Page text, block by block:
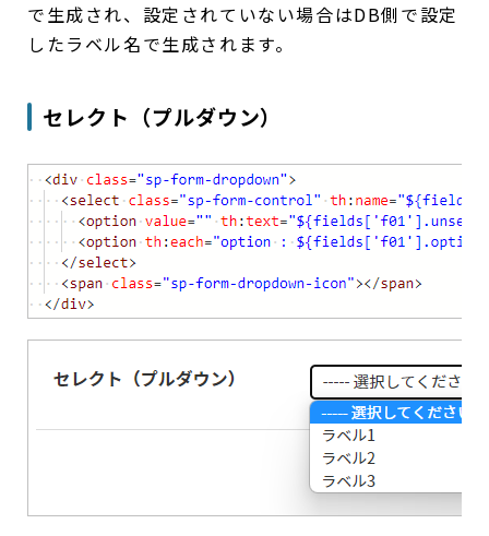
で生成され、設定されていない場合はDB側で設定
したラベル名で生成されます。
セレクト（プルダウン）